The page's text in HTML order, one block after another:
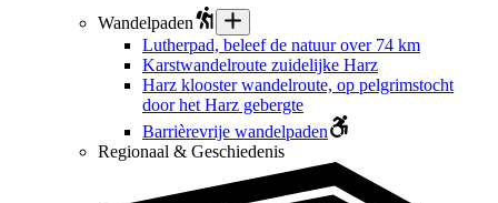
Wandelpaden
Lutherpad, beleef de natuur over 74 km
Karstwandelroute zuidelijke Harz
Harz klooster wandelroute, op pelgrimstocht
door het Harz gebergte
Barrièrevrije wandelpaden
Regionaal & Geschiedenis